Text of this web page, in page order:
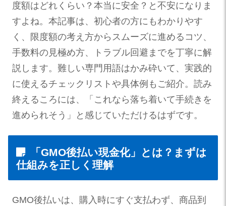
度額はどれくらい？本当に安全？と不安になりま
すよね。本記事は、初心者の方にもわかりやす
く、限度額の考え方からスムーズに進めるコツ、
手数料の見極め方、トラブル回避までを丁寧に解
説します。難しい専門用語はかみ砕いて、実践的
に使えるチェックリストや具体例もご紹介。読み
終えるころには、「これなら落ち着いて手続きを
進められそう」と感じていただけるはずです。
「GMO後払い現金化」とは？まずは
仕組みを正しく理解
GMO後払いは、購入時にすぐ支払わず、商品到